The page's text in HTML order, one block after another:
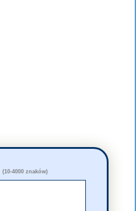
(10-4000 znaków)